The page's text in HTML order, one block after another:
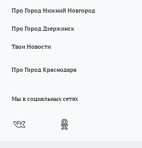
Про Город Нижний Новгород
Про Город Дзержинск
Твои Новости
Про Город Краснодара
Мы в социальных сетях